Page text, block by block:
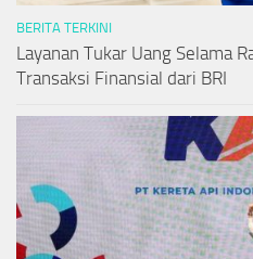
BERITA TERKINI
Layanan Tukar Uang Selama
Transaksi Finansial dari BRI